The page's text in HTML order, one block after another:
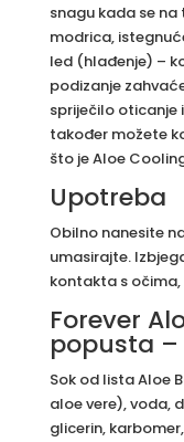
snagu kada se
modrica,
led (hlađenje) –
podizanje
spriječilo oticanje
također možete
što je Aloe
Upotreba
Obilno nanesite
umasirajte.
kontakta s
Forever
popusta –
Sok od lista Aloe
aloe vere), voda,
glicerin,